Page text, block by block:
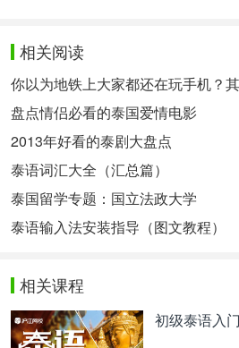
电影进行了全新的诠释。
假如说03年的《假如爱有天意
刻，那20年的这一版是否能众望
相关阅读
你以为地铁上大家都还在玩手机？
盘点情侣必看的泰国爱情电影
2013年好看的泰剧大盘点
泰语词汇大全（汇总篇）
泰国留学专题：国立法政大学
泰语输入法安装指导（图文教程）
相关课程
初级泰语入